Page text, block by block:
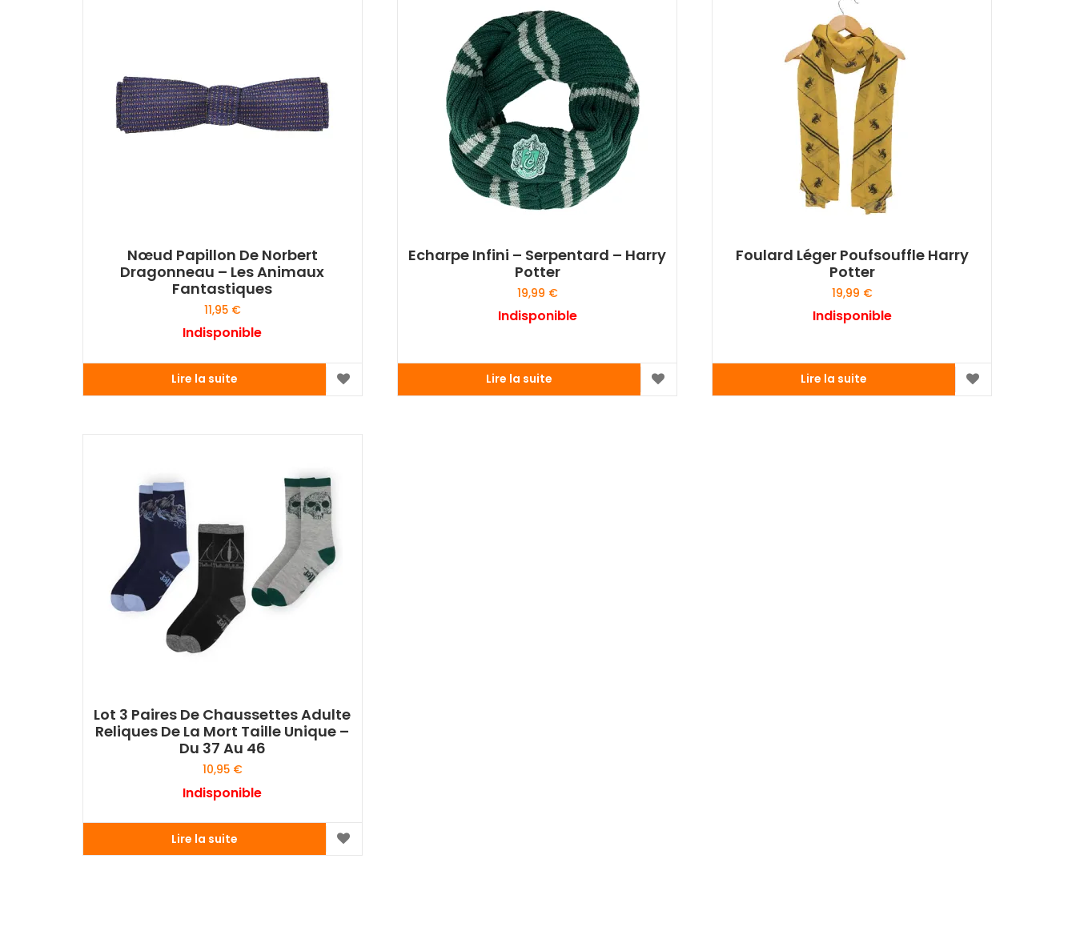
Nœud Papillon De Norbert
Dragonneau – Les Animaux
Fantastiques
11,95 €
Indisponible
Lire la suite
Echarpe Infini – Serpentard – Harry
Potter
19,99 €
Indisponible
Lire la suite
Foulard Léger Poufsouffle Harry
Potter
19,99 €
Indisponible
Lire la suite
Lot 3 Paires De Chaussettes Adulte
Reliques De La Mort Taille Unique –
Du 37 Au 46
10,95 €
Indisponible
Lire la suite